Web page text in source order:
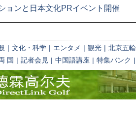
ョンと日本文化PRイベント開催
| 文化・科学 | エンタメ | 観光 | 北京五輪
国 | 記者会見 | 中国語講座 | 特集バンク |